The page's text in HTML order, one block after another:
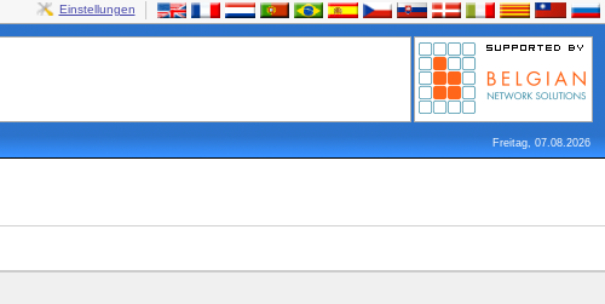
Einstellungen
Freitag, 07.08.2026